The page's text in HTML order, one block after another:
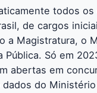
todos os
de cargos
a Magistratura, o
Pública. Só em
abertas em
do